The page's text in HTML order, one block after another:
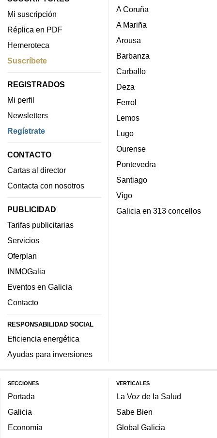
Mi suscripción
Réplica en PDF
Hemeroteca
Suscríbete
REGISTRADOS
Mi perfil
Newsletters
Regístrate
CONTACTO
Cartas al director
Contacta con nosotros
PUBLICIDAD
Tarifas publicitarias
Servicios
Oferplan
INMOGalia
Eventos en Galicia
Contacto
RESPONSABILIDAD SOCIAL
Eficiencia energética
Ayudas para inversiones
A Coruña
A Mariña
Arousa
Barbanza
Carballo
Deza
Ferrol
Lemos
Lugo
Ourense
Pontevedra
Santiago
Vigo
Galicia en 313 concellos
SECCIONES
Portada
Galicia
Economía
VERTICALES
La Voz de la Salud
Sabe Bien
Global Galicia